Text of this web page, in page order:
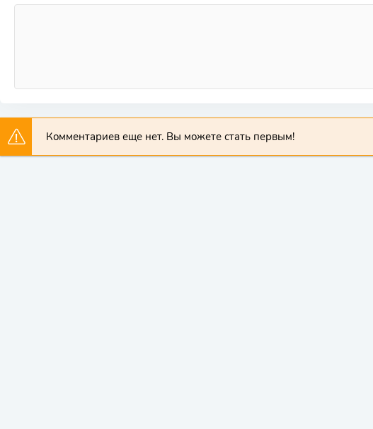
Комментариев еще нет. Вы можете стать первым!